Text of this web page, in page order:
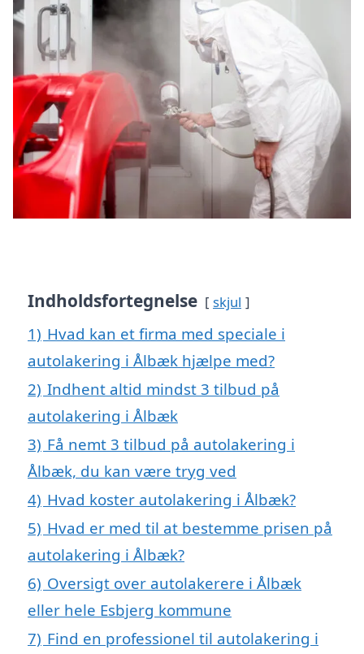
Indholdsfortegnelse skjul
1) Hvad kan et firma med speciale i
autolakering i Ålbæk hjælpe med?
2) Indhent altid mindst 3 tilbud på
autolakering i Ålbæk
3) Få nemt 3 tilbud på autolakering i
Ålbæk, du kan være tryg ved
4) Hvad koster autolakering i Ålbæk?
5) Hvad er med til at bestemme prisen på
autolakering i Ålbæk?
6) Oversigt over autolakerere i Ålbæk
eller hele Esbjerg kommune
7) Find en professionel til autolakering i